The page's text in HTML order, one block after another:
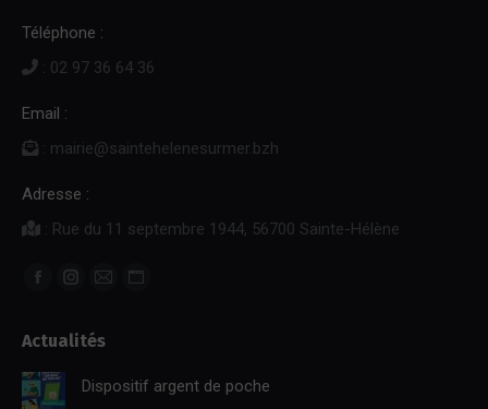
Téléphone :
: 02 97 36 64 36
Email :
: mairie@saintehelenesurmer.bzh
Adresse :
: Rue du 11 septembre 1944, 56700 Sainte-Hélène
Trouvez nous sur :
Facebook
opens
in
new
Instagram
openspage
opensopens
Actualités
Dispositif argent de poche